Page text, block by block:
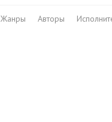
Жанры Авторы